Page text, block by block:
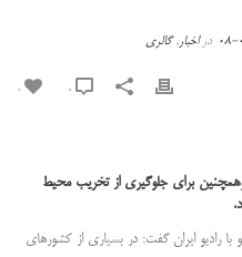
دراخبار,گالری
0
برای جلوگیری از تخریب محیط
با رادیو ایران گفت: در بسیاری از کشورهای